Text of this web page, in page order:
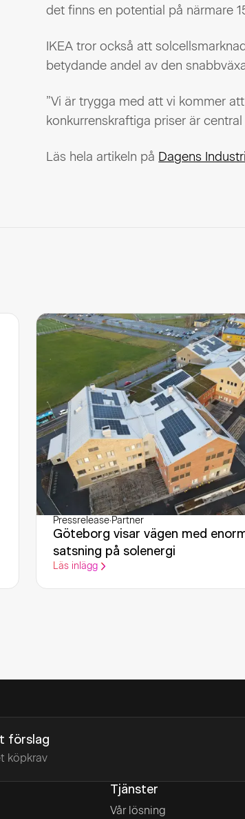
det finns en potential på närmare
IKEA tror också att
betydande andel av den
”Vi är trygga med att vi kommer
konkurrenskraftiga priser är
Läs hela artikeln på Dagens Industri
Pressrelease·Partner
Göteborg visar vägen med
satsning på solenergi
Läs inlägg
förslag
köpkrav
Tjänster
Vår lösning